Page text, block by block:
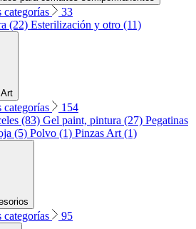
categorías
33
(22) Esterilización y otro (11)
categorías
154
(83) Gel paint, pintura (27) Pegatinas
(5) Polvo (1) Pinzas Art (1)
categorías 95